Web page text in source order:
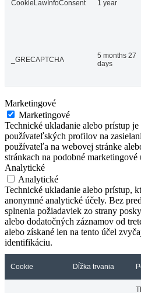
CookieLawInfoConsent 1 year
_GRECAPTCHA
5 months 27
days
Marketingové
Marketingové
Technické ukladanie alebo prístup
používateľských profilov na
používateľa na webovej stránke
stránkach na podobné marketingové
Analytické
Analytické
Technické ukladanie alebo prístup,
anonymné analytické účely. Bez
splnenia požiadaviek zo strany
alebo dodatočných záznamov od
alebo získané len na tento účel
identifikáciu.
Cookie Dĺžka trvania